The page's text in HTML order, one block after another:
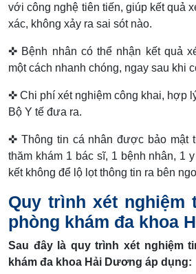
với công nghệ tiên tiến, giúp kết quả
xác, không xảy ra sai sót nào.
✜ Bệnh nhân có thể nhận kết quả
một cách nhanh chóng, ngay sau khi
✜ Chi phí xét nghiệm công khai, hợp
Bộ Y tế đưa ra.
✜ Thông tin cá nhân được bảo mật
thăm khám 1 bác sĩ, 1 bệnh nhân, 1
kết không để lộ lọt thông tin ra bên
Quy trình xét nghiệm
phòng khám đa khoa
Sau đây là quy trình xét nghiệm
khám đa khoa Hải Dương áp dụng: